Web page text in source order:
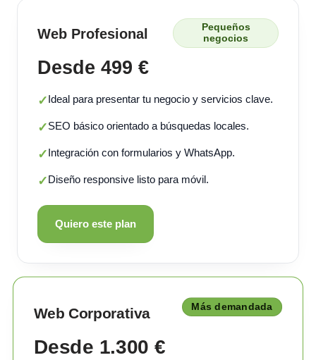
Web Profesional
Pequeños
negocios
Desde 499 €
✓Ideal para presentar tu negocio y servicios clave.
✓SEO básico orientado a búsquedas locales.
✓Integración con formularios y WhatsApp.
✓Diseño responsive listo para móvil.
Quiero este plan
Web Corporativa Más demandada
Desde 1.300 €